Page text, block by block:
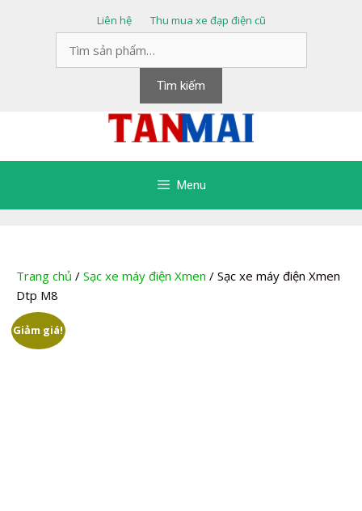
Liên hệ
Thu mua xe đạp điện cũ
kiếm:
Tìm kiếm
Menu
Trang chủ / Sạc xe máy điện Xmen / Sạc xe máy điện Xmen
Dtp M8
Giảm giá!